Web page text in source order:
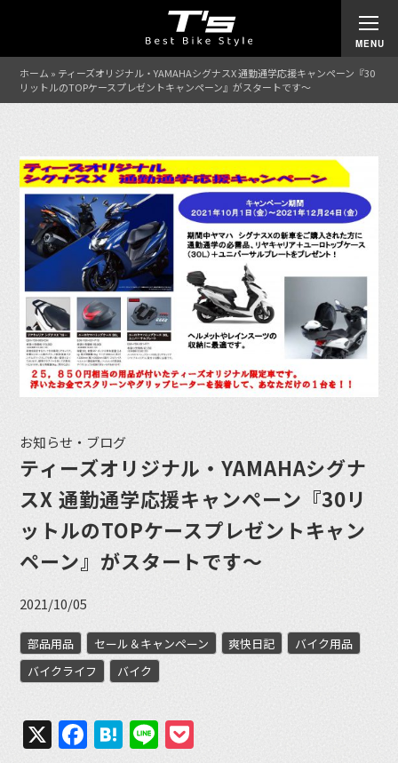
ホーム » ティーズオリジナル・YAMAHAシグナスX 通勤通学応援キャンペーン『30
リットルのTOPケースプレゼントキャンペーン』がスタートです〜
お知らせ・ブログ
ティーズオリジナル・YAMAHAシグナ
スX 通勤通学応援キャンペーン『30リ
ットルのTOPケースプレゼントキャン
ペーン』がスタートです〜
2021/10/05
部品用品 セール＆キャンペーン 爽快日記
バイク用品
バイクライフ
バイク
X Facebook
Hatena
Line